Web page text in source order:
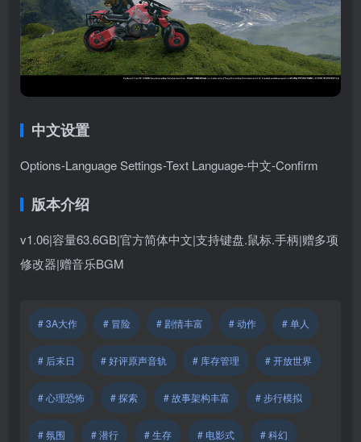
中文设置
Options-Language Settings-Text Language-中文-Confirm
版本介绍
v1.06|容量63.6GB|官方简体中文|支持键盘.鼠标.手柄|赠多项
修改器|赠音乐BGM
# 3A大作 # 冒险 # 剧情丰富 # 动作 # 单人
# 后末日 # 好评原声音轨 # 库存管理 # 开放世界
# 心理恐怖 # 探索 # 故事架构丰富 # 步行模拟
# 氛围 # 潜行 # 生存 # 电影式 # 科幻